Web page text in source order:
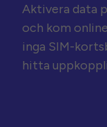
Aktivera data
och kom
inga SIM-
hitta